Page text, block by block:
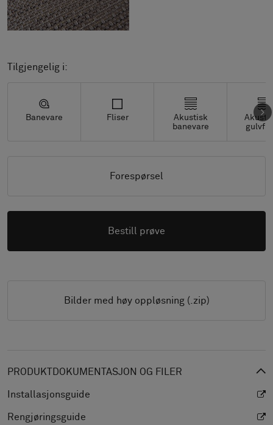
Tilgjengelig i:
Banevare Fliser
Akustisk
banevare
Forespørsel
Bestill prøve
Bilder med høy oppløsning (.zip)
PRODUKTDOKUMENTASJON OG FILER
Installasjonsguide
Rengjøringsguide